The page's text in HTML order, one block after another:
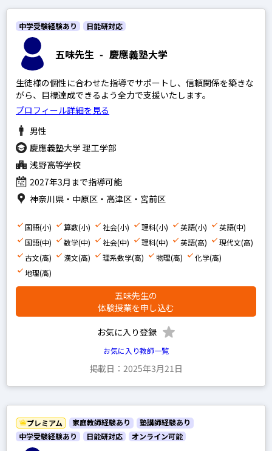
高校受験経験あり
小学生の科目を指定
算数
国語
理科
社会
英語
中学生の科目を指定
英語
数学
国語
理科
高校生の科目を指定
政経現代社会
古文
漢文
五味先生 - 慶應義塾大学
中学受験経験あり 日能研対応
生徒様の個性に合わせた指導でサポートし、信頼関係を築きな
がら、目標達成できるよう全力で支援いたします。
プロフィール詳細を見る
男性
慶應義塾大学 理工学部
浅野高等学校
2027年3月まで指導可能
神奈川県・中原区・高津区・宮前区
国語(小) 算数(小) 社会(小) 理科(小) 英語(小)
英語(中)
国語(中)
数学(中) 社会(中) 理科(中) 英語(高)
現代文(高)
古文(高)
漢文(高) 理系数学(高) 物理(高)
化学(高)
地理(高)
五味先生の
体験授業を申し込む
お気に入り登録
お気に入り教師一覧
掲載日：2025年3月21日
プレミアム 家庭教師経験あり
塾講師経験あり
中学受験経験あり
日能研対応 オンライン可能